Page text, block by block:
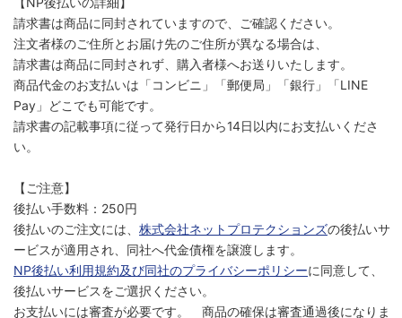
請求書は商品に同封されていますので、ご確認ください。
注文者様のご住所とお届け先のご住所が異なる場合は、
請求書は商品に同封されず、購入者様へお送りいたします。
商品代金のお支払いは「コンビニ」「郵便局」「銀行」「LINE
Pay」どこでも可能です。
請求書の記載事項に従って発行日から14日以内にお支払いくださ
い。
【ご注意】
後払い手数料：250円
後払いのご注文には、 株式会社ネットプロテクションズの後払いサ
ービスが適用され、同社へ代金債権を譲渡します。
NP後払い利用規約及び同社のプライバシーポリシーに同意して、
後払いサービスをご選択ください。
お支払いには審査が必要です。 商品の確保は審査通過後になりま